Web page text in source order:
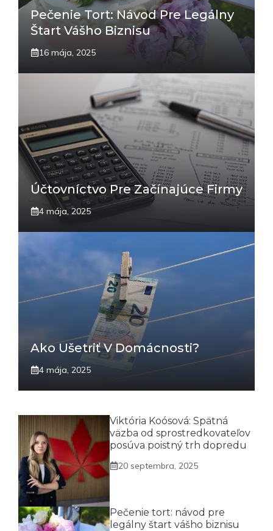
Pečenie Tort: Návod Pre Legálny
Štart Vášho Biznisu
16 mája, 2025
Účtovníctvo Pre Začínajúce Firmy
4 mája, 2025
Ako Ušetriť V Domácnosti?
4 mája, 2025
Viktória Koósová: Spätná
väzba od sprostredkovateľov
posúva poistný trh dopredu
20 septembra, 2025
Pečenie tort: návod pre
legálny štart vášho biznisu